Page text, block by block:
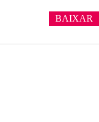
BAIXAR